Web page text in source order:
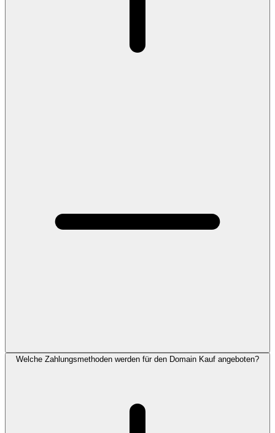
Welche Zahlungsmethoden werden für den Domain Kauf angeboten?